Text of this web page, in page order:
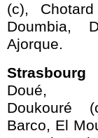
(c),
Doumbia,
Ajorque.
Strasbourg
Doué,
Doukouré
Barco, El